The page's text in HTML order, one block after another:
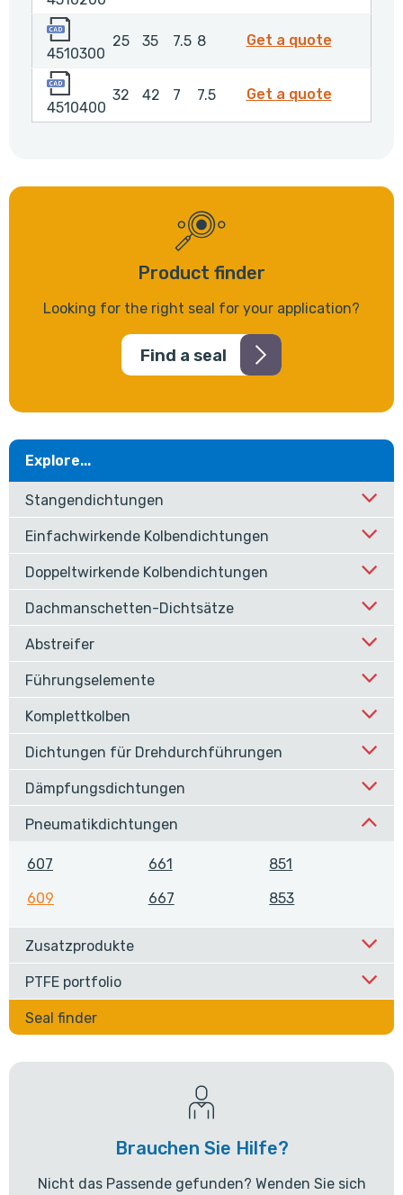
4510300
25 35 7.5 8 Get a quote4510300
4510400
32 42 7 7.5 Get a quote4510400
Product finder
Looking for the right seal for your application?
Find a seal
Explore...
Stangendichtungen
Einfachwirkende Kolbendichtungen
Doppeltwirkende Kolbendichtungen
Dachmanschetten-Dichtsätze
Abstreifer
Führungselemente
Komplettkolben
Dichtungen für Drehdurchführungen
Dämpfungsdichtungen
Pneumatikdichtungen
607
609
661
667
851
853
Zusatzprodukte
PTFE portfolio
Seal finder
Brauchen Sie Hilfe?
Nicht das Passende gefunden? Wenden Sie sich